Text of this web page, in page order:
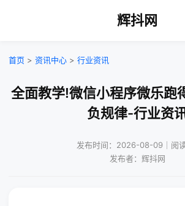
辉抖网
首页 > 资讯中心 > 行业资讯
全面教学!微信小程序微乐跑
负规律-行业资
发布时间：2026-08-09｜阅
发布者：辉抖网